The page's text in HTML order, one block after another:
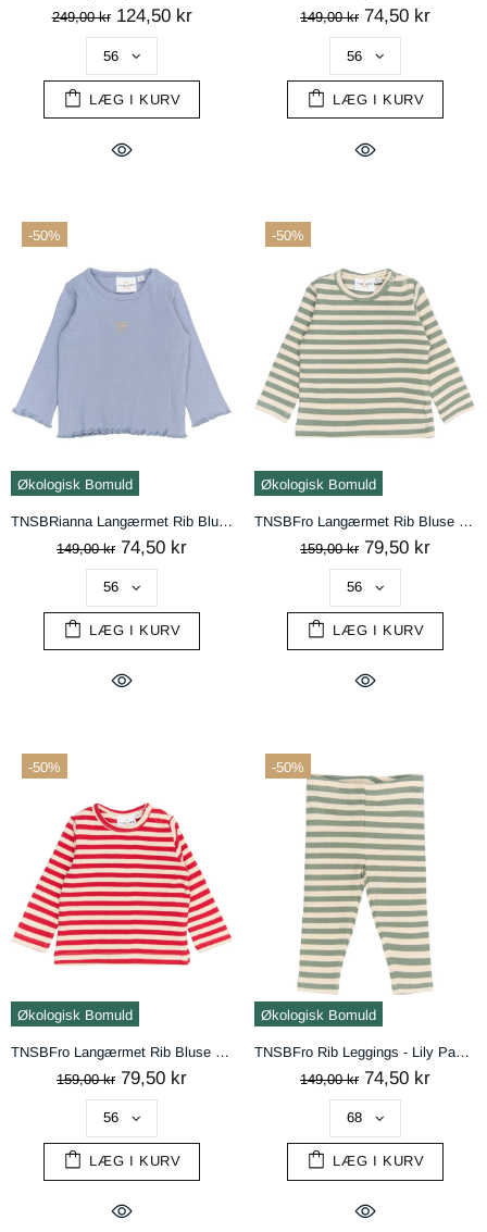
249,00 kr 124,50 kr
LÆG I KURV
149,00 kr 74,50 kr
LÆG I KURV
-50%
Økologisk Bomuld
TNSBRianna Langærmet Rib Bluse - Tempest
149,00 kr 74,50 kr
LÆG I KURV
-50%
Økologisk Bomuld
TNSBFro Langærmet Rib Bluse - Lily Pad Striped
159,00 kr 79,50 kr
LÆG I KURV
-50%
Økologisk Bomuld
TNSBFro Langærmet Rib Bluse - Ski Patrol Striped
159,00 kr 79,50 kr
LÆG I KURV
-50%
Økologisk Bomuld
TNSBFro Rib Leggings - Lily Pad Striped
149,00 kr 74,50 kr
LÆG I KURV